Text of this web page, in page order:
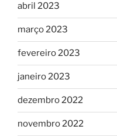
abril 2023
março 2023
fevereiro 2023
janeiro 2023
dezembro 2022
novembro 2022